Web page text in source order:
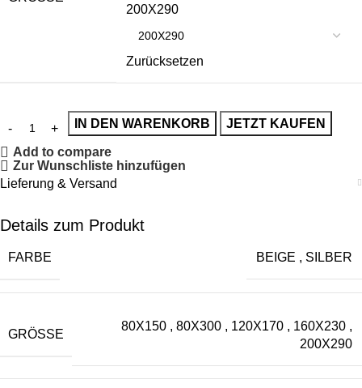
200X290
Zurücksetzen
IN DEN WARENKORB JETZT KAUFEN
Add to compare
Zur Wunschliste hinzufügen
Lieferung & Versand
Details zum Produkt
FARBE BEIGE , SILBER
GRÖSSE
80X150 , 80X300 , 120X170 , 160X230 ,
200X290